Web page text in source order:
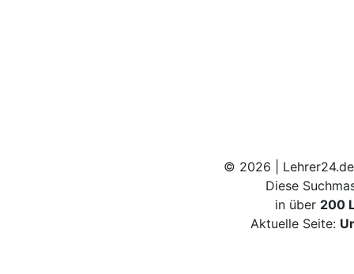
© 2026 |
Diese
in über 200
Aktuelle Seite: